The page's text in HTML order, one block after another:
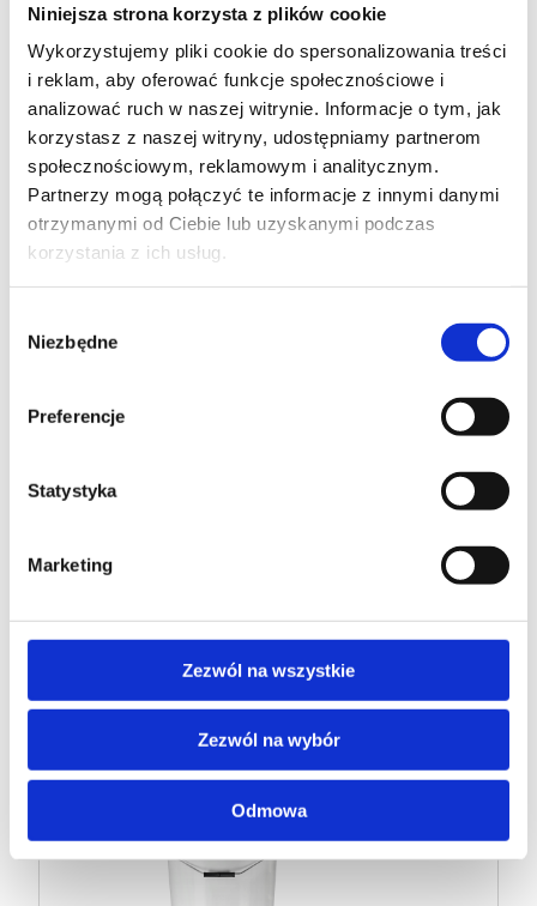
Niniejsza strona korzysta z plików cookie
Wykorzystujemy pliki cookie do spersonalizowania treści
i reklam, aby oferować funkcje społecznościowe i
analizować ruch w naszej witrynie. Informacje o tym, jak
korzystasz z naszej witryny, udostępniamy partnerom
społecznościowym, reklamowym i analitycznym.
Partnerzy mogą połączyć te informacje z innymi danymi
otrzymanymi od Ciebie lub uzyskanymi podczas
korzystania z ich usług.
zgody
Niezbędne
Preferencje
Statystyka
Marketing
Zezwól na wszystkie
Zezwól na wybór
Odmowa